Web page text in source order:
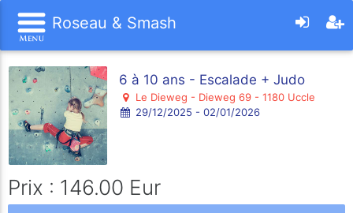
Roseau & Smash
6 à 10 ans - Escalade + Judo
Le Dieweg - Dieweg 69 - 1180 Uccle
29/12/2025 - 02/01/2026
Prix : 146.00 Eur